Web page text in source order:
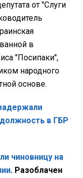
от "Слуги
в
"Посипаки",
народного
основе.
в ГБР
чиновницу на
. Разоблачен